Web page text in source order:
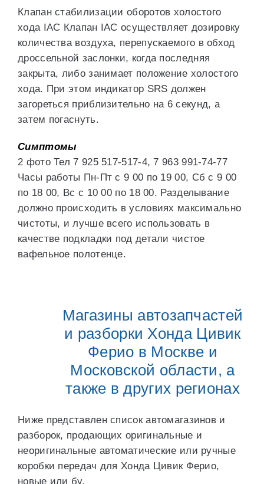
Клапан стабилизации оборотов холостого
хода IAC Клапан IAC осуществляет дозировку
количества воздуха, перепускаемого в обход
дроссельной заслонки, когда последняя
закрыта, либо занимает положение холостого
хода. При этом индикатор SRS должен
загореться приблизительно на 6 секунд, а
затем погаснуть.
Симптомы
2 фото Тел 7 925 517-517-4, 7 963 991-74-77
Часы работы Пн-Пт с 9 00 по 19 00, Сб с 9 00
по 18 00, Вс с 10 00 по 18 00. Разделывание
должно происходить в условиях максимально
чистоты, и лучше всего использовать в
качестве подкладки под детали чистое
вафельное полотенце.
Магазины автозапчастей
и разборки Хонда Цивик
Ферио в Москве и
Московской области, а
также в других регионах
Ниже представлен список автомагазинов и
разборок, продающих оригинальные и
неоригинальные автоматические или ручные
коробки передач для Хонда Цивик Ферио,
новые или бу.